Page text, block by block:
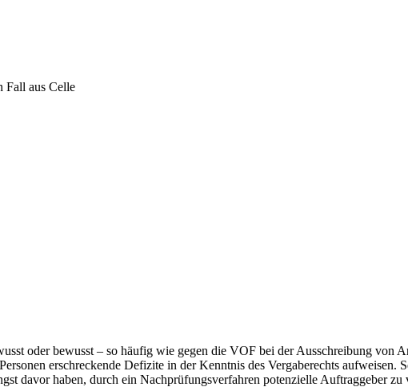
Fall aus Celle
oder bewusst – so häufig wie gegen die VOF bei der Ausschreibung von
erschreckende Defizite in der Kenntnis des Vergaberechts aufweisen.
davor haben, durch ein Nachprüfungsverfahren potenzielle Auftraggeber